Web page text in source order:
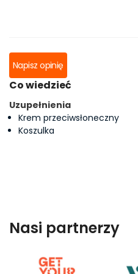
Napisz opinię
Co wiedzieć
Uzupełnienia
Krem przeciwsłoneczny
Koszulka
Nasi partnerzy